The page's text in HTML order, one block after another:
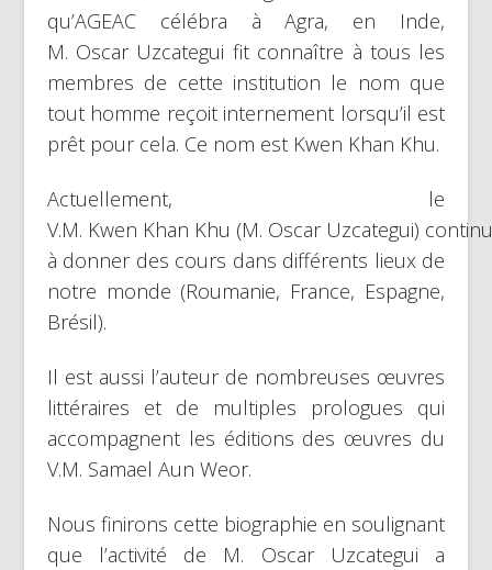
qu’AGEAC célébra à Agra, en Inde,
M. Oscar Uzcategui fit connaître à tous les
membres de cette institution le nom que
tout homme reçoit internement lorsqu’il est
prêt pour cela. Ce nom est Kwen Khan Khu.
Actuellement, le
V.M. Kwen Khan Khu (M. Oscar Uzcategui)
à donner des cours dans différents lieux de
notre monde (Roumanie, France, Espagne,
Brésil).
Il est aussi l’auteur de nombreuses œuvres
littéraires et de multiples prologues qui
accompagnent les éditions des œuvres du
V.M. Samael Aun Weor.
Nous finirons cette biographie en soulignant
que l’activité de M. Oscar Uzcategui a